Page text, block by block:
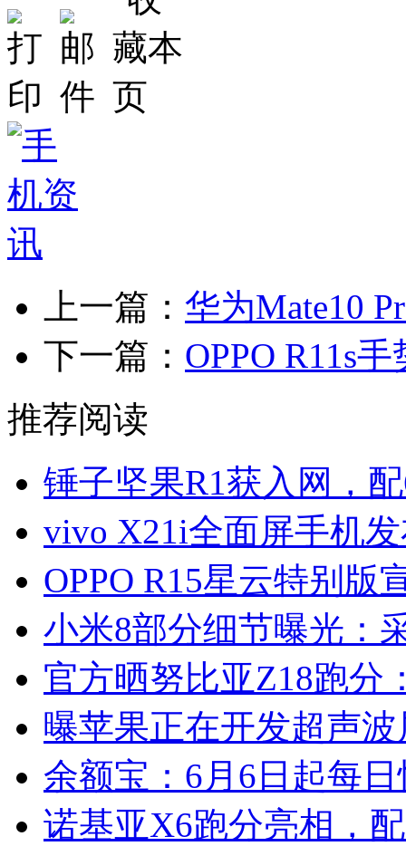
上一篇： 华为Mate10
下一篇： OPPO R11s
推荐阅读
锤子坚果R1获入网，
vivo X21i全面屏手机
OPPO R15星云特别版
小米8部分细节曝光：
官方晒努比亚Z18跑分
曝苹果正在开发超声
余额宝：6月6日起每
诺基亚X6跑分亮相，